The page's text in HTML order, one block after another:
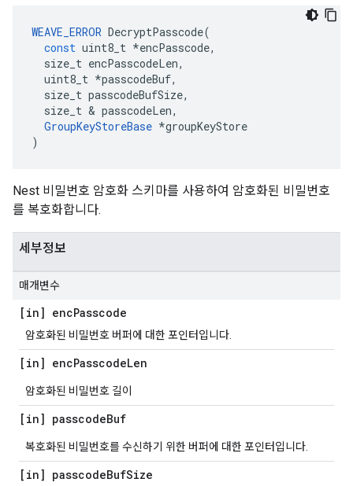
WEAVE_ERROR DecryptPasscode(
const uint8_t *encPasscode,
size_t encPasscodeLen,
uint8_t *passcodeBuf,
size_t passcodeBufSize,
size_t & passcodeLen,
GroupKeyStoreBase *groupKeyStore
)
Nest 비밀번호 암호화 스키마를 사용하여 암호화된 비밀번호
를 복호화합니다.
세부정보
매개변수
[in] encPasscode
암호화된 비밀번호 버퍼에 대한 포인터입니다.
[in] encPasscodeLen
암호화된 비밀번호 길이
[in] passcodeBuf
복호화된 비밀번호를 수신하기 위한 버퍼에 대한 포인터입니다.
[in] passcodeBufSize